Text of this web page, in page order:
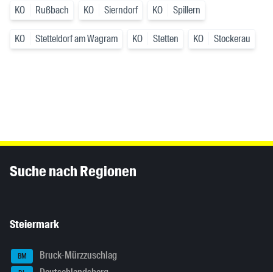
KO Rußbach KO Sierndorf KO Spillern
KO Stetteldorf am Wagram KO Stetten KO Stockerau
Suche nach Regionen
Steiermark
BM Bruck-Mürzzuschlag